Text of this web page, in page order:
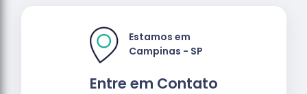
Entre em Contato
Estamos em
Campinas - SP